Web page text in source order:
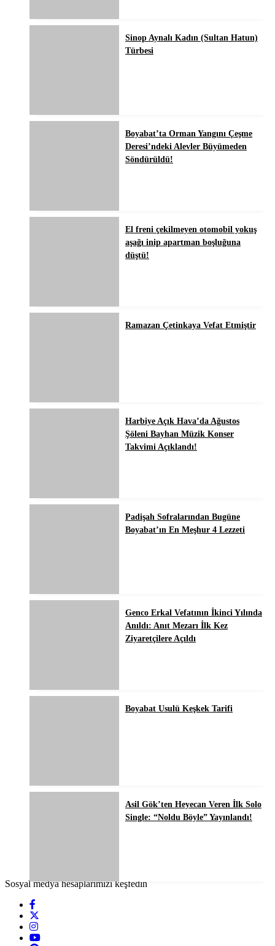
Sinop Aynalı Kadın (Sultan Hatun)
Türbesi
Boyabat’ta Orman Yangını Çeşme
Deresi’ndeki Alevler Büyümeden
Söndürüldü!
El freni çekilmeyen otomobil yokuş
aşağı inip apartman boşluğuna
düştü!
Ramazan Çetinkaya Vefat Etmiştir
Harbiye Açık Hava’da Ağustos
Şöleni Bayhan Müzik Konser
Takvimi Açıklandı!
Padişah Sofralarından Bugüne
Boyabat’ın En Meşhur 4 Lezzeti
Genco Erkal Vefatının İkinci Yılında
Anıldı: Anıt Mezarı İlk Kez
Ziyaretçilere Açıldı
Boyabat Usulü Keşkek Tarifi
Asil Gök’ten Heyecan Veren İlk Solo
Single: “Noldu Böyle” Yayınlandı!
Sosyal medya hesaplarımızı keşfedin